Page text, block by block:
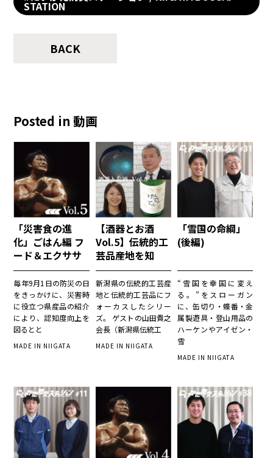
STATION
BACK
Posted in 動画
「災害食の進
化」ごはん編 フ
ード＆エクササ
イズワークショ
ップ
毎年9月1日の防災の日
をきっかけに、災害時
に役立つ県産品の紹介
により、認知度向上を
図るとと
MADE IN NIIGATA
【酒器とお酒
Vol.5】伝統的工
芸品産地を知
る！お酒を楽し
む！
新潟県の伝統的工芸産
地と伝統的工芸品にフ
ォーカスしたシリー
ズ。 ゲストの山田貴之
会長（新潟県伝統工
MADE IN NIIGATA
「雪国の命綱」
(後編)
“雪国を幸国に変え
る。”をスローガン
に、缶切り・蝶番・金
属製遊具・登山用品の
ハーケンやアイゼン・
雪
MADE IN NIIGATA